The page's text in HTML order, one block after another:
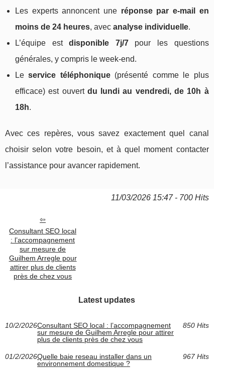
Les experts annoncent une réponse par e-mail en
moins de 24 heures, avec analyse individuelle.
L’équipe estdisponible 7j/7pour les questions
générales, y compris le week-end.
Leservice téléphonique(présenté comme le plus
efficace) est ouvert du lundi au vendredi, de 10h à
18h.
Avec ces repères, vous savez exactement quel canal
choisir selon votre besoin, et à quel moment contacter
l’assistance pour avancer rapidement.
11/03/2026 15:47 - 700 Hits
Consultant SEO local
: l’accompagnement
sur mesure de
Guilhem Arregle pour
attirer plus de clients
près de chez vous
Latest updates
10/2/2026Consultant SEO local : l’accompagnement
sur mesure de Guilhem Arregle pour attirer
plus de clients près de chez vous
850 Hits
01/2/2026Quelle baie reseau installer dans un
environnement domestique ?
967 Hits